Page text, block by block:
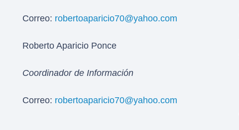
Correo: robertoaparicio70@yahoo.com
Roberto Aparicio Ponce
Coordinador de Información
Correo: robertoaparicio70@yahoo.com